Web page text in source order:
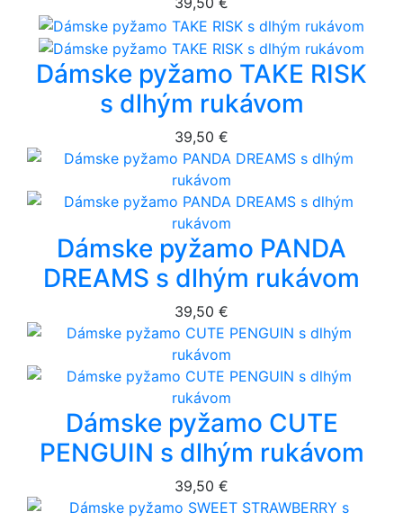
Dámske pyžamo TAKE RISK
s dlhým rukávom
39,50 €
Dámske pyžamo PANDA
DREAMS s dlhým rukávom
39,50 €
Dámske pyžamo CUTE
PENGUIN s dlhým rukávom
39,50 €